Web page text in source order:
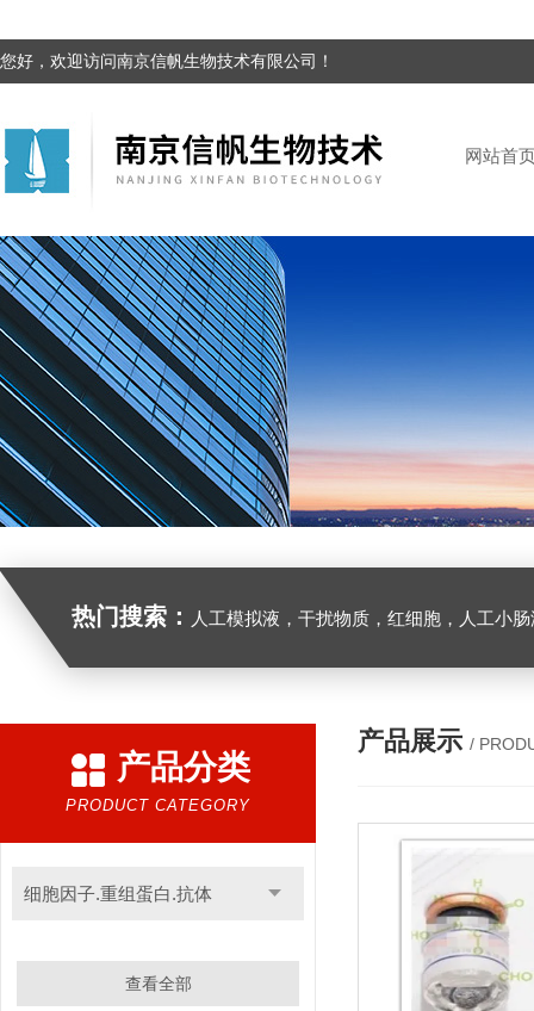
您好，欢迎访问南京信帆生物技术有限公司！
网站首
热门搜索： 人工模拟液，干扰物质，红细胞，人工小
产品分类
PRODUCT CATEGORY
细胞因子.重组蛋白.抗体
查看全部
产品展示 /